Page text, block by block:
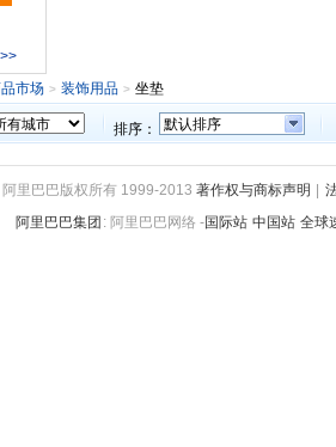
市场 > 装饰用品 > 坐垫
排序： 默认排序
阿里巴巴版权所有 1999-2013 著作权与商标声明
阿里巴巴集团 : 阿里巴巴网络 -国际站 中国站 全球